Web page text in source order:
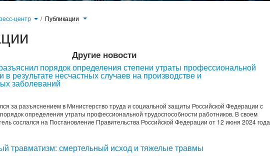
центр / Публикации
Другие новости
порядок определения степени утраты профессиональной
в результате несчастных случаев на производстве и
заболеваний
за разъяснением в Министерство труда и социальной защиты Российской Федерации с
определения утраты профессиональной трудоспособности работников. В своем
сослался на Постановление Правительства Российской Федерации от 12 июня 2024 года
травматизм: смертельный исход и тяжелые травмы